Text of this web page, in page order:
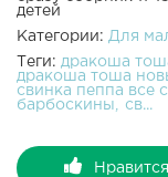
детей
Категории: Для
Теги: дракоша
дракоша тоша
свинка пеппа все
барбоскины
св...
Нравится